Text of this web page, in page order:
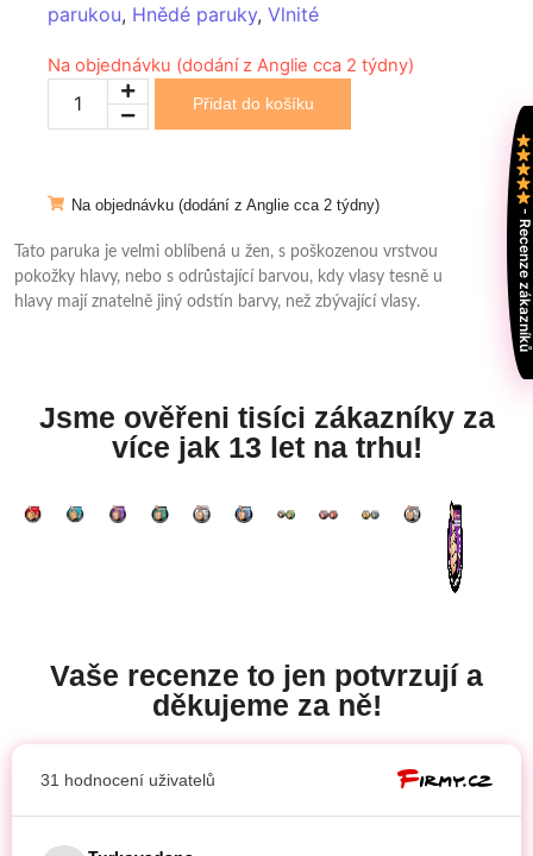
parukou, Hnědé paruky, Vlnité
Na objednávku (dodání z Anglie cca 2 týdny)
Přidat do košíku
Na objednávku (dodání z Anglie cca 2 týdny)
Tato paruka je velmi oblíbená u žen, s poškozenou vrstvou
pokožky hlavy, nebo s odrůstající barvou, kdy vlasy tesně u
hlavy mají znatelně jiný odstín barvy, než zbývající vlasy.
Jsme ověřeni tisíci zákazníky za
více jak 13 let na trhu!
Vaše recenze to jen potvrzují a
děkujeme za ně!
- Recenze zákazníků